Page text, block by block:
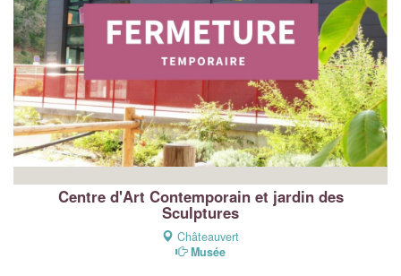
Centre d'Art Contemporain et jardin des
Sculptures
Châteauvert
Musée